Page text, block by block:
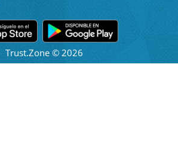
Trust.Zone © 2026